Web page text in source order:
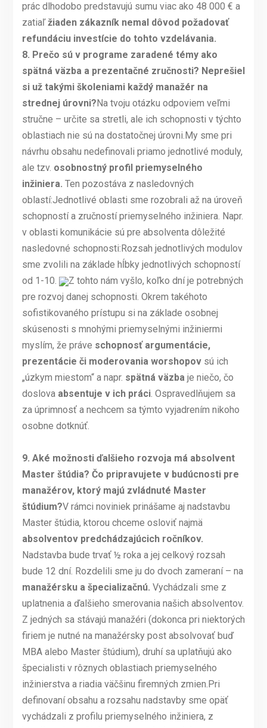
prác dlhodobo predstavujú sumu viac ako 48 000 € a
zatiaľžiaden zákazník nemal dôvod požadovať
refundáciu investície do tohto vzdelávania.
8. Prečo sú v programe zaradené témy ako
spätná väzba a prezentačné zručnosti? Neprešiel
si už takými školeniami každý manažér na
strednej úrovni?Na tvoju otázku odpoviem veľmi
stručne – určite sa stretli, ale ich schopnosti v týchto
oblastiach nie sú na dostatočnej úrovni.My sme pri
návrhu obsahu nedefinovali priamo jednotlivé moduly,
ale tzv. osobnostný profil priemyselného
inžiniera. Ten pozostáva z nasledovných
oblastí:Jednotlivé oblasti sme rozobrali až na úroveň
schopností a zručností priemyselného inžiniera. Napr.
v oblasti komunikácie sú pre absolventa dôležité
nasledovné schopnosti:Rozsah jednotlivých modulov
sme zvolili na základe hĺbky jednotlivých schopností
od 1-10.
Z tohto nám vyšlo, koľko dní je potrebných
pre rozvoj danej schopnosti. Okrem takéhoto
sofistikovaného prístupu si na základe osobnej
skúsenosti s mnohými priemyselnými inžiniermi
myslím, že práve schopnosť argumentácie,
prezentácie či moderovania worshopov sú ich
„úzkym miestom“ a napr. spätná väzba je niečo, čo
doslova absentuje v ich práci. Ospravedlňujem sa
za úprimnosť a nechcem sa týmto vyjadrením nikoho
osobne dotknúť.
9. Aké možnosti ďalšieho rozvoja má absolvent
Master štúdia? Čo pripravujete v budúcnosti pre
manažérov, ktorý majú zvládnuté Master
štúdium?V rámci noviniek prinášame aj nadstavbu
Master štúdia, ktorou chceme osloviť najmä
absolventov predchádzajúcich ročníkov.
Nadstavba bude trvať ½ roka a jej celkový rozsah
bude 12 dní. Rozdelili sme ju do dvoch zameraní – na
manažérsku a špecializačnú. Vychádzali sme z
uplatnenia a ďalšieho smerovania našich absolventov.
Z jedných sa stávajú manažéri (dokonca pri niektorých
firiem je nutné na manažérsky post absolvovať buď
MBA alebo Master štúdium), druhí sa uplatňujú ako
špecialisti v rôznych oblastiach priemyselného
inžinierstva a riadia väčšinu firemných zmien.Pri
definovaní obsahu a rozsahu nadstavby sme opäť
vychádzali z profilu priemyselného inžiniera, z